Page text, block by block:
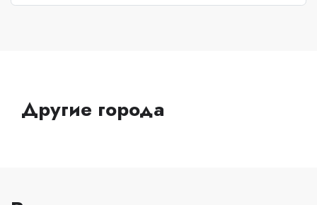
Другие города